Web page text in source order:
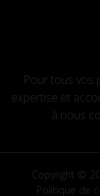
Pour tous vos
expertise et
à nous
Copyright ©
Politique de